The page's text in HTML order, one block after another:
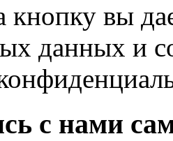
вы
данных и
с нами